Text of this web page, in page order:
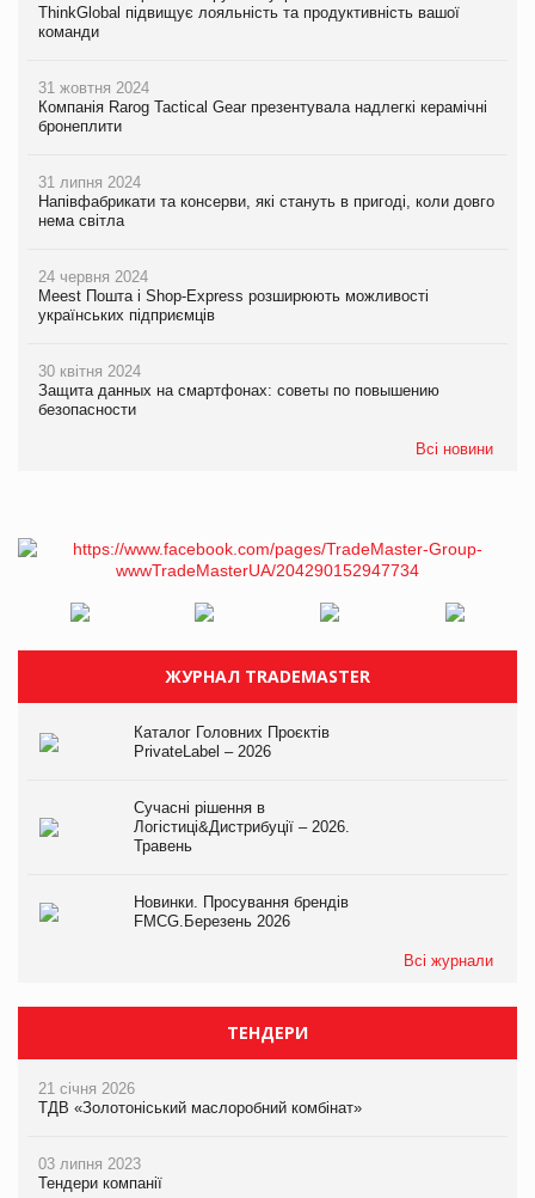
ThinkGlobal підвищує лояльність та продуктивність вашої
команди
31 жовтня 2024
Компанія Rarog Tactical Gear презентувала надлегкі керамічні
бронеплити
31 липня 2024
Напівфабрикати та консерви, які стануть в пригоді, коли довго
нема світла
24 червня 2024
Meest Пошта і Shop-Express розширюють можливості
українських підприємців
30 квітня 2024
Защита данных на смартфонах: советы по повышению
безопасности
Всі новини
ЖУРНАЛ TRADEMASTER
Каталог Головних Проєктів
PrivateLabel – 2026
Сучасні рішення в
Логістиці&Дистрибуції – 2026.
Травень
Новинки. Просування брендів
FMCG.Березень 2026
Всі журнали
ТЕНДЕРИ
21 січня 2026
ТДВ «Золотоніський маслоробний комбінат»
03 липня 2023
Тендери компанії